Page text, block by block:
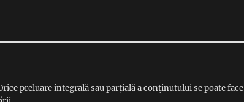
preluare integrală sau parțială a conținutului se poate face